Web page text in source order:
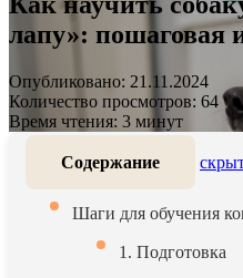
лапу»: пошаговая
Опубликовано: 21.11.2024
Количество просмотров: 64
Время чтения: 3 минут
Содержание
Шаги для обучения
1. Подготовка